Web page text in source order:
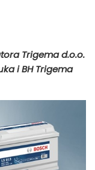
Trigema d.o.o.
i BH Trigema